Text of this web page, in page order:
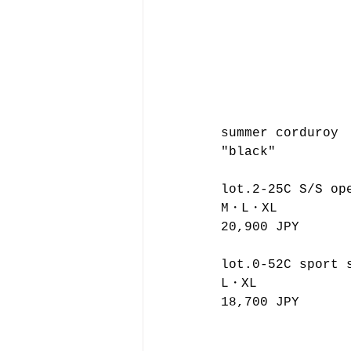
summer corduroy
"black"
lot.2-25C S/S
M・L・XL
20,900 JPY
lot.0-52C sport
L・XL
18,700 JPY